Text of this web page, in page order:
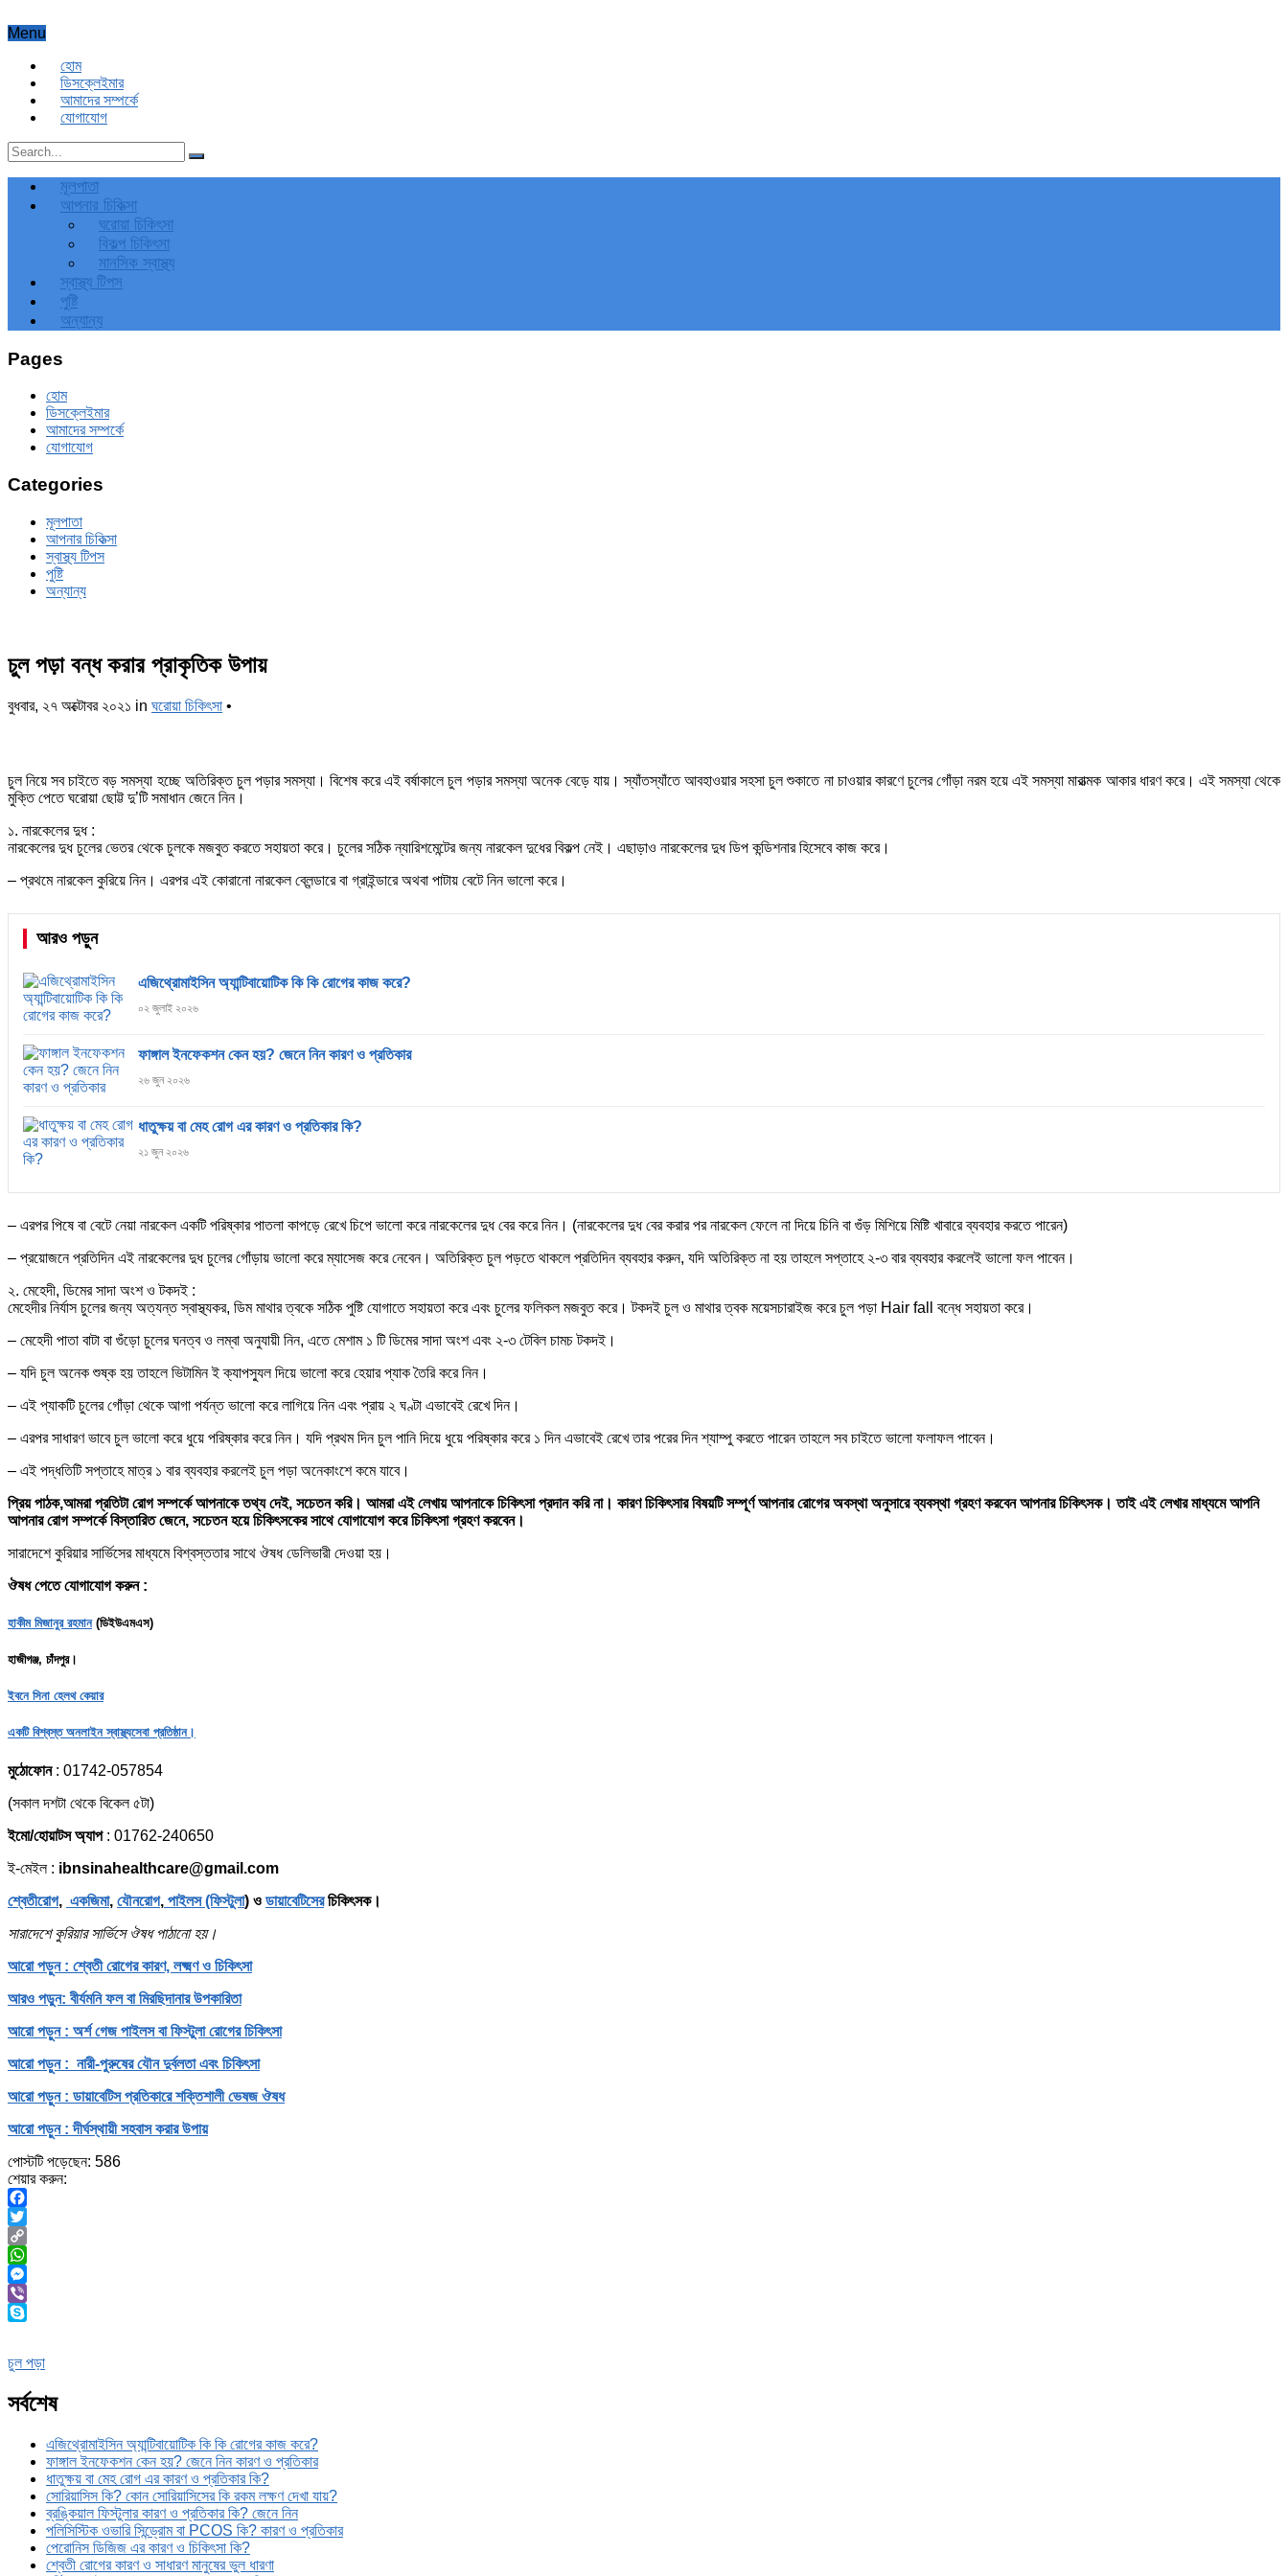
Menu
হোম
ডিসক্লেইমার
আমাদের সম্পর্কে
যোগাযোগ
মূলপাতা
আপনার চিকিত্‍সা
ঘরোয়া চিকিৎসা
বিকল্প চিকিৎসা
মানসিক স্বাস্থ্য
স্বাস্থ্য টিপস
পুষ্টি
অন্যান্য
Pages
হোম
ডিসক্লেইমার
আমাদের সম্পর্কে
যোগাযোগ
Categories
মূলপাতা
আপনার চিকিত্‍সা
স্বাস্থ্য টিপস
পুষ্টি
অন্যান্য
চুল পড়া বন্ধ করার প্রাকৃতিক উপায়
বুধবার, ২৭ অক্টোবর ২০২১ in ঘরোয়া চিকিৎসা •
চুল নিয়ে সব চাইতে বড় সমস্যা হচ্ছে অতিরিক্ত চুল পড়ার সমস্যা। বিশেষ করে এই বর্ষাকালে চুল পড়ার সমস্যা অনেক বেড়ে যায়। স্যাঁতস্যাঁতে আবহাওয়ার সহসা চুল শুকাতে না চাওয়ার কারণে চুলের গোঁড়া নরম হয়ে এই সমস্যা মারাত্মক আকার ধারণ করে। এই সমস্যা থেকে
মুক্তি পেতে ঘরোয়া ছোট্ট দু’টি সমাধান জেনে নিন।
১. নারকেলের দুধ :
নারকেলের দুধ চুলের ভেতর থেকে চুলকে মজবুত করতে সহায়তা করে। চুলের সঠিক ন্যারিশমেন্টের জন্য নারকেল দুধের বিকল্প নেই। এছাড়াও নারকেলের দুধ ডিপ কন্ডিশনার হিসেবে কাজ করে।
– প্রথমে নারকেল কুরিয়ে নিন। এরপর এই কোরানো নারকেল ব্লেন্ডারে বা গ্রাইন্ডারে অথবা পাটায় বেটে নিন ভালো করে।
আরও পড়ুন
এজিথ্রোমাইসিন অ্যান্টিবায়োটিক কি কি রোগের কাজ করে?
০২ জুলাই ২০২৬
ফাঙ্গাল ইনফেকশন কেন হয়? জেনে নিন কারণ ও প্রতিকার
২৬ জুন ২০২৬
ধাতুক্ষয় বা মেহ রোগ এর কারণ ও প্রতিকার কি?
২১ জুন ২০২৬
– এরপর পিষে বা বেটে নেয়া নারকেল একটি পরিষ্কার পাতলা কাপড়ে রেখে চিপে ভালো করে নারকেলের দুধ বের করে নিন। (নারকেলের দুধ বের করার পর নারকেল ফেলে না দিয়ে চিনি বা গুঁড় মিশিয়ে মিষ্টি খাবারে ব্যবহার করতে পারেন)
– প্রয়োজনে প্রতিদিন এই নারকেলের দুধ চুলের গোঁড়ায় ভালো করে ম্যাসেজ করে নেবেন। অতিরিক্ত চুল পড়তে থাকলে প্রতিদিন ব্যবহার করুন, যদি অতিরিক্ত না হয় তাহলে সপ্তাহে ২-৩ বার ব্যবহার করলেই ভালো ফল পাবেন।
২. মেহেদী, ডিমের সাদা অংশ ও টকদই :
মেহেদীর নির্যাস চুলের জন্য অত্যন্ত স্বাস্থ্যকর, ডিম মাথার ত্বকে সঠিক পুষ্টি যোগাতে সহায়তা করে এবং চুলের ফলিকল মজবুত করে। টকদই চুল ও মাথার ত্বক ময়েসচারাইজ করে চুল পড়া Hair fall বন্ধে সহায়তা করে।
– মেহেদী পাতা বাটা বা গুঁড়ো চুলের ঘনত্ব ও লম্বা অনুযায়ী নিন, এতে মেশাম ১ টি ডিমের সাদা অংশ এবং ২-৩ টেবিল চামচ টকদই।
– যদি চুল অনেক শুষ্ক হয় তাহলে ভিটামিন ই ক্যাপস্যুল দিয়ে ভালো করে হেয়ার প্যাক তৈরি করে নিন।
– এই প্যাকটি চুলের গোঁড়া থেকে আগা পর্যন্ত ভালো করে লাগিয়ে নিন এবং প্রায় ২ ঘণ্টা এভাবেই রেখে দিন।
– এরপর সাধারণ ভাবে চুল ভালো করে ধুয়ে পরিষ্কার করে নিন। যদি প্রথম দিন চুল পানি দিয়ে ধুয়ে পরিষ্কার করে ১ দিন এভাবেই রেখে তার পরের দিন শ্যাম্পু করতে পারেন তাহলে সব চাইতে ভালো ফলাফল পাবেন।
– এই পদ্ধতিটি সপ্তাহে মাত্র ১ বার ব্যবহার করলেই চুল পড়া অনেকাংশে কমে যাবে।
প্রিয় পাঠক,আমরা প্রতিটা রোগ সম্পর্কে আপনাকে তথ্য দেই, সচেতন করি। আমরা এই লেখায় আপনাকে চিকিৎসা প্রদান করি না। কারণ চিকিৎসার বিষয়টি সম্পূর্ণ আপনার রোগের অবস্থা অনুসারে ব্যবস্থা গ্রহণ করবেন আপনার চিকিৎসক। তাই এই লেখার মাধ্যমে আপনি
আপনার রোগ সম্পর্কে বিস্তারিত জেনে, সচেতন হয়ে চিকিৎসকের সাথে যোগাযোগ করে চিকিৎসা গ্রহণ করবেন।
সারাদেশে কুরিয়ার সার্ভিসের মাধ্যমে বিশ্বস্ততার সাথে ঔষধ ডেলিভারী দেওয়া হয়।
ঔষধ পেতে যোগাযোগ করুন :
হাকীম মিজানুর রহমান(ডিইউএমএস)
হাজীগঞ্জ, চাঁদপুর।
ইবনে সিনা হেলথ কেয়ার
একটি বিশ্বস্ত অনলাইন স্বাস্থ্যসেবা প্রতিষ্ঠান।
মুঠোফোন: 01742-057854
(সকাল দশটা থেকে বিকেল ৫টা)
ইমো/হোয়াটস অ্যাপ: 01762-240650
ই-মেইল : ibnsinahealthcare@gmail.com
শ্বেতীরোগ, একজিমা, যৌনরোগ, পাইলস (ফিস্টুলা) ও ডায়াবেটিসেরচিকিৎসক।
সারাদেশে কুরিয়ার সার্ভিসে ঔষধ পাঠানো হয়।
আরো পড়ুন : শ্বেতী রোগের কারণ, লক্ষ্মণ ও চিকিৎসা
আরও পড়ুন: বীর্যমনি ফল বা মিরছিদানার উপকারিতা
আরো পড়ুন : অর্শ গেজ পাইলস বা ফিস্টুলা রোগের চিকিৎসা
আরো পড়ুন : নারী-পুরুষের যৌন দুর্বলতা এবং চিকিৎসা
আরো পড়ুন : ডায়াবেটিস প্রতিকারে শক্তিশালী ভেষজ ঔষধ
আরো পড়ুন : দীর্ঘস্থায়ী সহবাস করার উপায়
পোস্টটি পড়েছেন: 586
শেয়ার করুন:
Facebook
Twitter
Copy
Link
WhatsApp
Messenger
Viber
চুল পড়া
সর্বশেষ
এজিথ্রোমাইসিন অ্যান্টিবায়োটিক কি কি রোগের কাজ করে?
ফাঙ্গাল ইনফেকশন কেন হয়? জেনে নিন কারণ ও প্রতিকার
ধাতুক্ষয় বা মেহ রোগ এর কারণ ও প্রতিকার কি?
সোরিয়াসিস কি? কোন সোরিয়াসিসের কি রকম লক্ষণ দেখা যায়?
ব্রঙ্কিয়াল ফিস্টুলার কারণ ও প্রতিকার কি? জেনে নিন
পলিসিস্টিক ওভারি সিন্ড্রোম বা PCOS কি? কারণ ও প্রতিকার
পেরোনিস ডিজিজ এর কারণ ও চিকিৎসা কি?
শ্বেতী রোগের কারণ ও সাধারণ মানুষের ভুল ধারণা